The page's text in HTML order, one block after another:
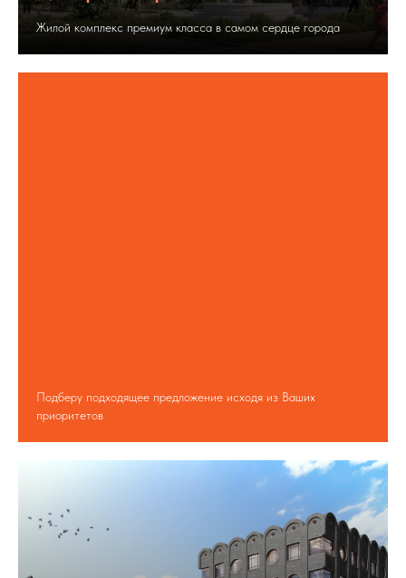
Жилой комплекс премиум класса в самом сердце города
Подберу подходящее предложение исходя из Ваших
приоритетов